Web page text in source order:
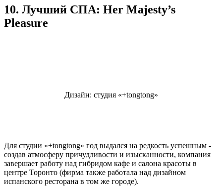
10. Лучший СПА: Her Majesty’s
Pleasure
Дизайн: студия «+tongtong»
Для студии «+tongtong» год выдался на редкость успешным -
создав атмосферу причудливости и изысканности, компания
завершает работу над гибридом кафе и салона красоты в
центре Торонто (фирма также работала над дизайном
испанского ресторана в том же городе).